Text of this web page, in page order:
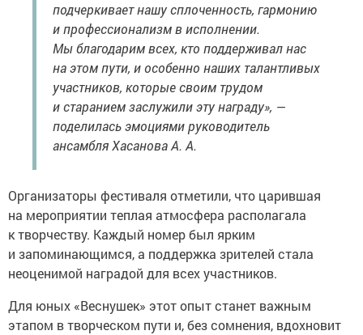
подчеркивает нашу сплоченность, гармонию
и профессионализм в исполнении.
Мы благодарим всех, кто поддерживал нас
на этом пути, и особенно наших талантливых
участников, которые своим трудом
и старанием заслужили эту награду», —
поделилась эмоциями руководитель
ансамбля Хасанова А. А.
Организаторы фестиваля отметили, что царившая
на мероприятии теплая атмосфера располагала
к творчеству. Каждый номер был ярким
и запоминающимся, а поддержка зрителей стала
неоценимой наградой для всех участников.
Для юных «Веснушек» этот опыт станет важным
этапом в творческом пути и, без сомнения, вдохновит